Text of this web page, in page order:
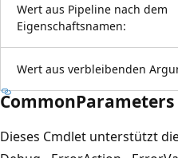
Wert aus Pipeline nach dem
Eigenschaftsnamen:
Wert aus verbleibenden
CommonParameters
Dieses Cmdlet unterstützt